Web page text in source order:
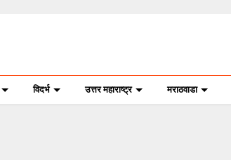
विदर्भ उत्तर महाराष्ट्र मराठवाडा